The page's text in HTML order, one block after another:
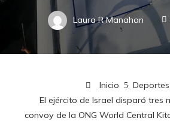
Laura R Manahan
Inicio
Deportes
El ejército de Israel disparó tres
convoy de la ONG World Central